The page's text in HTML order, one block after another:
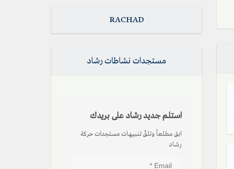
RACHAD
مستجدات نشاطات رشاد
استلم جديد رشاد على بريدك
ابق مطلعاً وتلقّ تنبيهات مستجدات حركة
رشاد